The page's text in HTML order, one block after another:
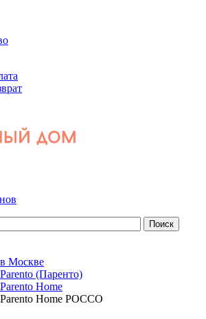
Москве
(Паренто)
Home
Home РОССО